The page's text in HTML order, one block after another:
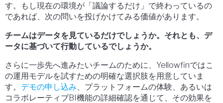
す。もし現在の環境が「議論するだけ」で終わっているの
であれば、次の問いを投げかけてみる価値があります。
チームはデータを見ているだけでしょうか。それとも、デ
ータに基づいて行動しているでしょうか。
さらに一歩先へ進みたいチームのために、Yellowfinではこ
の運用モデルを試すための明確な選択肢を用意していま
す。 デモの申し込み 、プラットフォームの体験、あるいは
コラボレーティブBI機能の詳細確認を通じて、その効果を